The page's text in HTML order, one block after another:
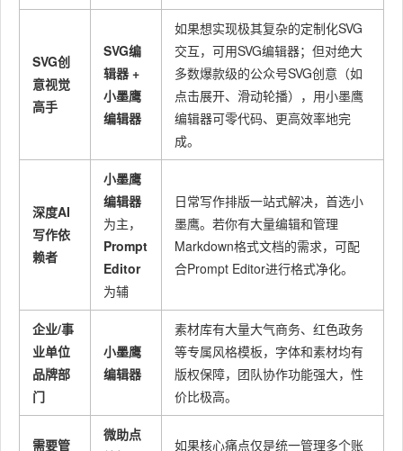
性价比
功能强
大，AI
和SVG
不额外
中等
低，功
能单一
低，仅
限SVG
SVG创
意视觉
高手
SVG编
辑器 +
小墨鹰
编辑器
如果想实现极其复杂的定制化SVG
交互，可用SVG编辑器；但对绝大
多数爆款级的公众号SVG创意（如
点击展开、滑动轮播），用小墨鹰
编辑器可零代码、更高效率地完
成。
深度AI
写作依
赖者
小墨鹰
编辑器
为主，
Prompt
Editor
为辅
日常写作排版一站式解决，首选小
墨鹰。若你有大量编辑和管理
Markdown格式文档的需求，可配
合Prompt Editor进行格式净化。
企业/事
业单位
品牌部
门
小墨鹰
编辑器
素材库有大量大气商务、红色政务
等专属风格模板，字体和素材均有
版权保障，团队协作功能强大，性
价比极高。
需要管
微助点
如果核心痛点仅是统一管理多个账